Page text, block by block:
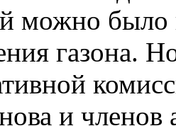
можно было
газона.
и членов